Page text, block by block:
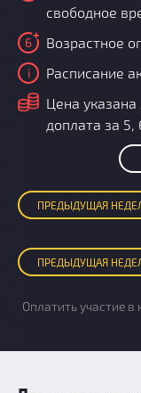
свободное
6 Возрастное
i Расписание
i
Цена
доплата за 5,
ПРЕДЫДУЩАЯ
ПРЕДЫДУЩАЯ
Оплатить участие